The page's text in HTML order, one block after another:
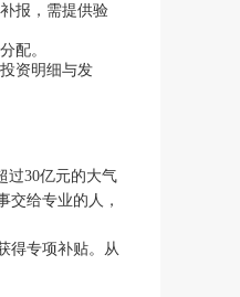
报，需提供验
配。
资明细与发
过30亿元的大气
交给专业的人，
得专项补贴。从